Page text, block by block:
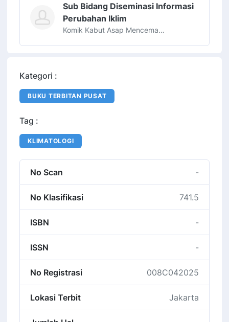
Sub Bidang Diseminasi Informasi
Perubahan Iklim
Komik Kabut Asap Mencemari Kualitas Udara
Kategori :
BUKU TERBITAN PUSAT
Tag :
KLIMATOLOGI
No Scan -
No Klasifikasi 741.5
ISBN -
ISSN -
No Registrasi 008C042025
Lokasi Terbit Jakarta